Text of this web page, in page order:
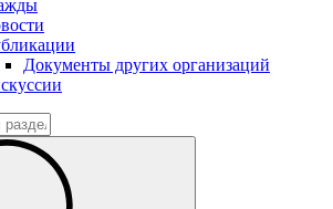
Документы других организаций